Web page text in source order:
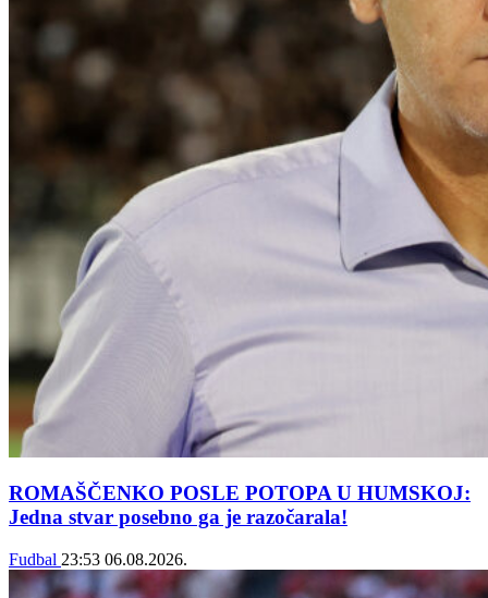
ROMAŠČENKO POSLE POTOPA U HUMSKOJ:
Jedna stvar posebno ga je razočarala!
Fudbal 23:53 06.08.2026.